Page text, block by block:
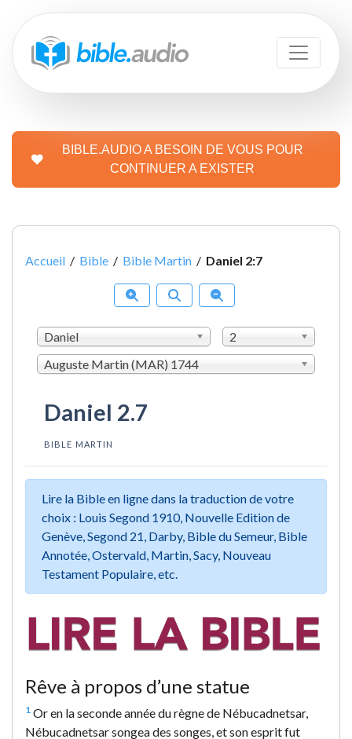
BIBLE.AUDIO A BESOIN DE VOUS POUR
CONTINUER A EXISTER
Accueil / Bible / Bible Martin / Daniel 2:7
Daniel
2
Auguste Martin (MAR) 1744
Daniel 2.7
BIBLE MARTIN
Lire la Bible en ligne dans la traduction de votre
choix : Louis Segond 1910, Nouvelle Edition de
Genève, Segond 21, Darby, Bible du Semeur, Bible
Annotée, Ostervald, Martin, Sacy, Nouveau
Testament Populaire, etc.
Rêve à propos d’une statue
1 Or en la seconde année du règne de Nébucadnetsar,
Nébucadnetsar songea des songes, et son esprit fut